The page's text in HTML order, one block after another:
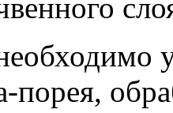
порея,